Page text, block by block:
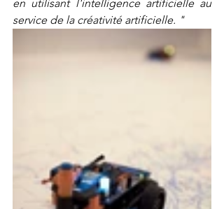
en utilisant l'intelligence artificielle au
service de la créativité artificielle. "